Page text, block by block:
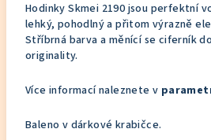
Hodinky Skmei 2190 jsou perfektní
lehký, pohodlný a přitom výrazně
Stříbrná barva a měnící se ciferník
originality.
Více informací naleznete v
Baleno v dárkové krabičce.